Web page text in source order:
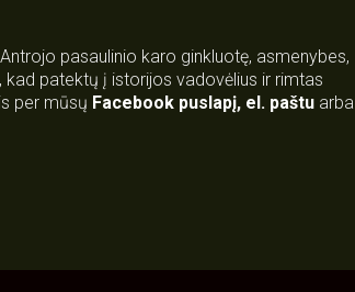
pasaulinio karo ginkluotę, asmenybes,
kad patektų į istorijos vadovėlius ir rimtas
per mūsų Facebook puslapį, el. paštu arba